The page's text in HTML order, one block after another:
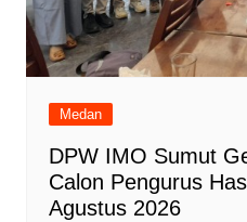
Medan
DPW IMO Sumut
Calon Pengurus
Agustus 2026